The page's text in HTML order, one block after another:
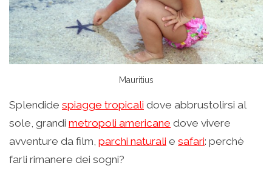
Mauritius
Splendide spiagge tropicali dove abbrustolirsi al
sole, grandi metropoli americane dove vivere
avventure da film, parchi naturali e safari: perchè
farli rimanere dei sogni?